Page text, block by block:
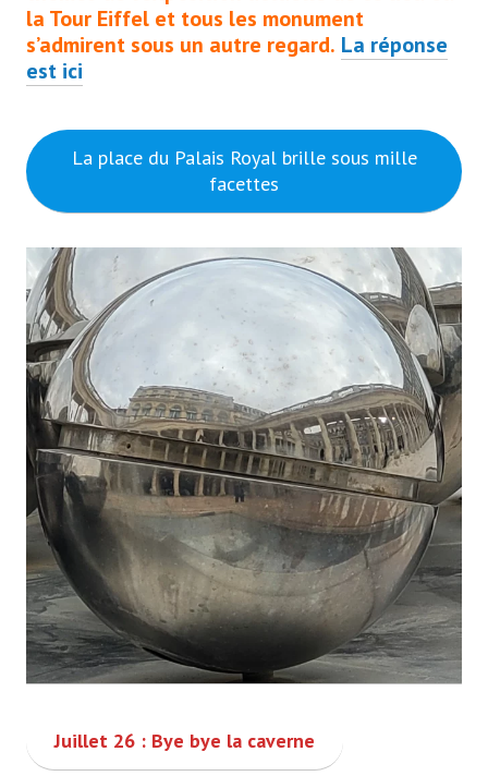
la Tour Eiffel et tous les monument
s’admirent sous un autre regard. La réponse
est ici
La place du Palais Royal brille sous mille
facettes
Juillet 26 : Bye bye la caverne